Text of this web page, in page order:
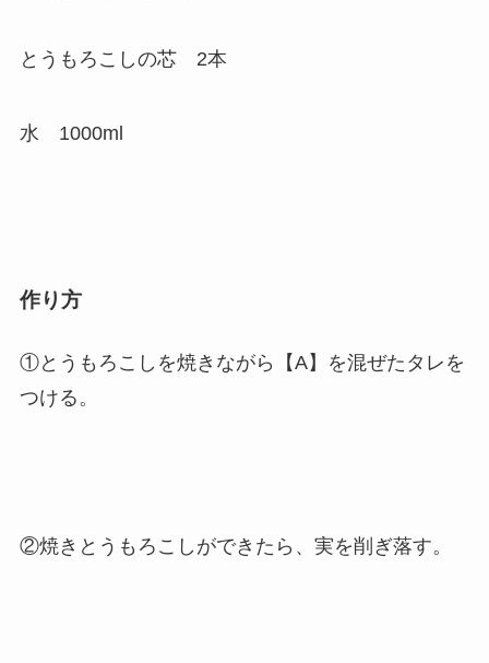
とうもろこしの芯 2本
水 1000ml
作り方
①とうもろこしを焼きながら【A】を混ぜたタレを
つける。
②焼きとうもろこしができたら、実を削ぎ落す。